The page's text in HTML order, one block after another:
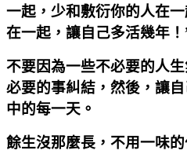
一起，少和敷衍你的人在
在一起，讓自己多活幾年！
不要因為一些不必要的人
必要的事糾結，然後，讓
中的每一天。
餘生沒那麼長，不用一味